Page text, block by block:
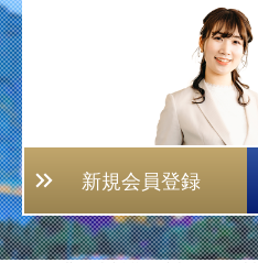
新規会員登録